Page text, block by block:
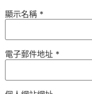
顯示名稱 *
電子郵件地址 *